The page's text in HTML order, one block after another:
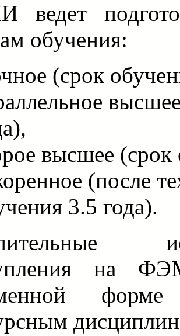
ведет
обучения:
(срок
высшее (срок
(после
3.5 года).
на